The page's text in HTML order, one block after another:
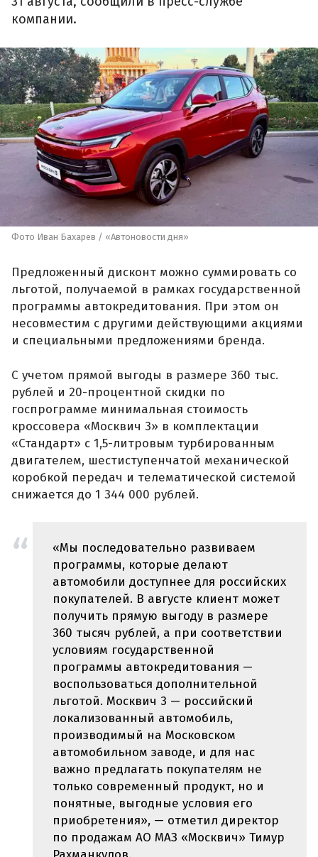
компании.
Фото Иван Бахарев / «Автоновости дня»
Предложенный дисконт можно суммировать со
льготой, получаемой в рамках государственной
программы автокредитования. При этом он
несовместим с другими действующими акциями
и специальными предложениями бренда.
С учетом прямой выгоды в размере 360 тыс.
рублей и 20-процентной скидки по
госпрограмме минимальная стоимость
кроссовера «Москвич 3» в комплектации
«Стандарт» с 1,5-литровым турбированным
двигателем, шестиступенчатой механической
коробкой передач и телематической системой
снижается до 1 344 000 рублей.
«Мы последовательно развиваем
программы, которые делают
автомобили доступнее для российских
покупателей. В августе клиент может
получить прямую выгоду в размере
360 тысяч рублей, а при соответствии
условиям государственной
программы автокредитования —
воспользоваться дополнительной
льготой. Москвич 3 — российский
локализованный автомобиль,
производимый на Московском
автомобильном заводе, и для нас
важно предлагать покупателям не
только современный продукт, но и
понятные, выгодные условия его
приобретения», — отметил директор
по продажам АО МАЗ «Москвич» Тимур